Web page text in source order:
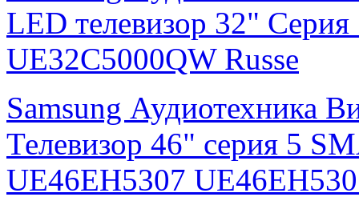
LED телевизор 32"
UE32C5000QW Russe
Samsung Аудиотехника
Телевизор 46" серия 5
UE46EH5307